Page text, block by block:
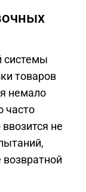
системы
товаров
немало
часто
не
возвратной